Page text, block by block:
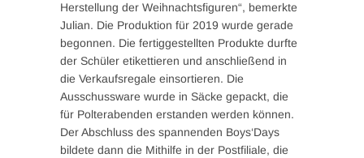
Herstellung der Weihnachtsfiguren“, bemerkte
Julian. Die Produktion für 2019 wurde gerade
begonnen. Die fertiggestellten Produkte durfte
der Schüler etikettieren und anschließend in
die Verkaufsregale einsortieren. Die
Ausschussware wurde in Säcke gepackt, die
für Polterabenden erstanden werden können.
Der Abschluss des spannenden Boys‘Days
bildete dann die Mithilfe in der Postfiliale, die